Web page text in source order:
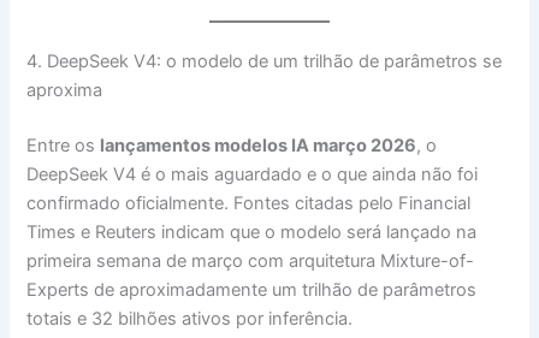
4. DeepSeek V4: o modelo de um trilhão de parâmetros se
aproxima
Entre os lançamentos modelos IA março 2026, o
DeepSeek V4 é o mais aguardado e o que ainda não foi
confirmado oficialmente. Fontes citadas pelo Financial
Times e Reuters indicam que o modelo será lançado na
primeira semana de março com arquitetura Mixture-of-
Experts de aproximadamente um trilhão de parâmetros
totais e 32 bilhões ativos por inferência.